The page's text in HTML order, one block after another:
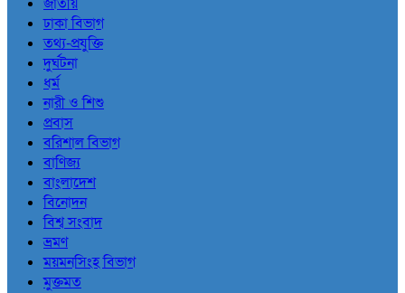
ঢাকা বিভাগ
তথ্য-প্রযুক্তি
দুর্ঘটনা
ধর্ম
নারী ও শিশু
প্রবাস
বরিশাল বিভাগ
বাণিজ্য
বাংলাদেশ
বিনোদন
বিশ্ব সংবাদ
ভ্রমণ
ময়মনসিংহ বিভাগ
মুক্তমত